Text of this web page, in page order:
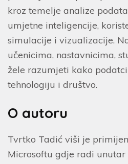
kroz temelje analize
umjetne inteligencije,
simulacije i vizualizacije.
učenicima, nastavnicima,
žele razumjeti kako
tehnologiju i društvo.
O autoru
Tvrtko Tadić viši je
Microsoftu gdje radi unutar